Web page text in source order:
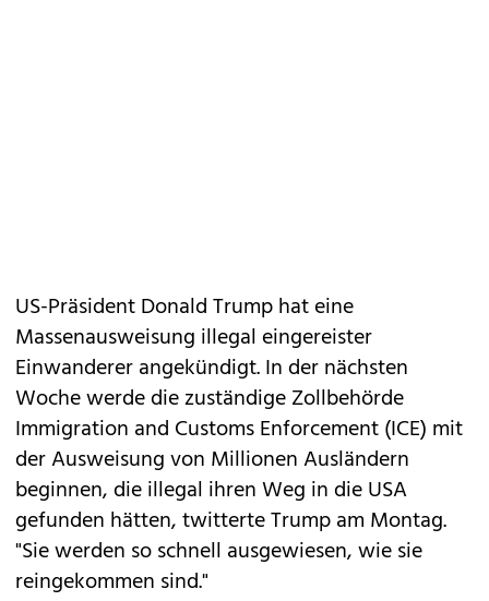
US-Präsident Donald Trump hat eine
Massenausweisung illegal eingereister
Einwanderer angekündigt. In der nächsten
Woche werde die zuständige Zollbehörde
Immigration and Customs Enforcement (ICE) mit
der Ausweisung von Millionen Ausländern
beginnen, die illegal ihren Weg in die USA
gefunden hätten, twitterte Trump am Montag.
"Sie werden so schnell ausgewiesen, wie sie
reingekommen sind."